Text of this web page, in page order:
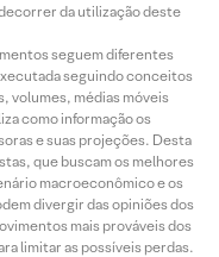
da utilização deste
seguem diferentes
seguindo conceitos
volumes, médias móveis
como informação os
e suas projeções. Desta
que buscam os melhores
macroeconômico e os
divergir das opiniões dos
mais prováveis dos
limitar as possíveis perdas.